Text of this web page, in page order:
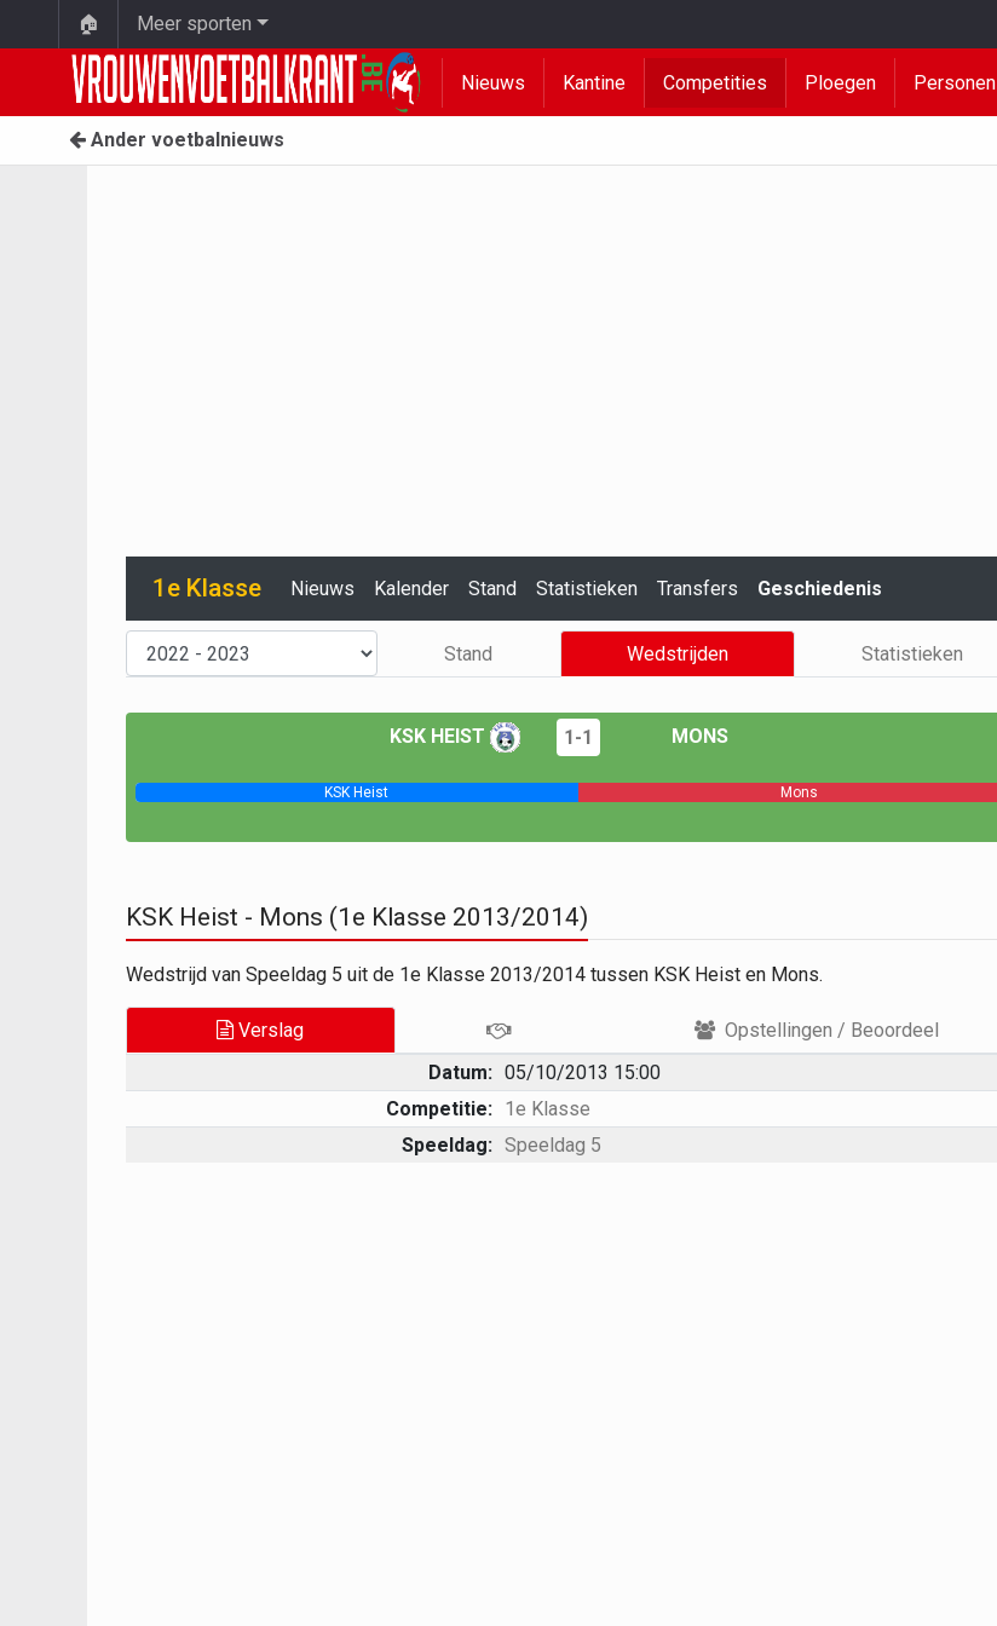
🏠 Meer sporten
Nieuws Kantine Competities Ploegen Personen
Ander voetbalnieuws
1e Klasse Nieuws Kalender Stand Statistieken Transfers Geschiedenis
Stand Wedstrijden Statistieken
KSK HEIST 1-1 MONS
KSK Heist Mons
KSK Heist - Mons (1e Klasse 2013/2014)
Wedstrijd van Speeldag 5 uit de 1e Klasse 2013/2014 tussen KSK Heist en Mons.
Verslag
Opstellingen / Beoordeel
Datum: 05/10/2013 15:00
Competitie: 1e Klasse
Speeldag: Speeldag 5